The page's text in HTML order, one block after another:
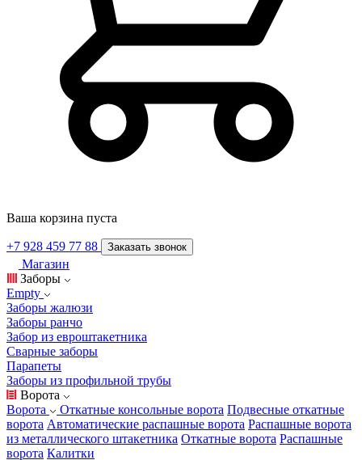
Ваша корзина пуста
+7 928 459 77 88 Заказать звонок
Магазин
Заборы
Empty
Заборы жалюзи
Заборы ранчо
Забор из евроштакетника
Сварные заборы
Парапеты
Заборы из профильной трубы
Ворота
Ворота
Откатные консольные ворота Подвесные откатные
ворота Автоматические распашные ворота Распашные ворота
из металлического штакетника Откатные ворота Распашные
ворота Калитки